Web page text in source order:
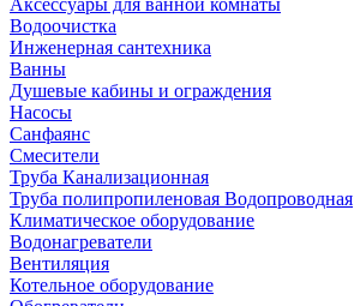
Аксессуары для ванной комнаты
Водоочистка
Инженерная сантехника
Ванны
Душевые кабины и ограждения
Насосы
Санфаянс
Смесители
Труба Канализационная
Труба полипропиленовая Водопроводная
Климатическое оборудование
Водонагреватели
Вентиляция
Котельное оборудование